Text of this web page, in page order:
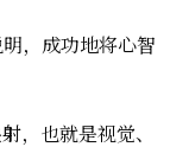
，成功地将心智
，也就是视觉、